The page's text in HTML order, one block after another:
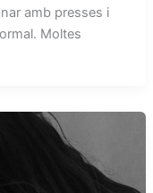
amb presses i
Moltes